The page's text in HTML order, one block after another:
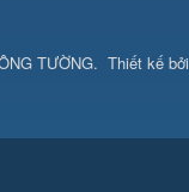
TƯỜNG. Thiết kế bởi